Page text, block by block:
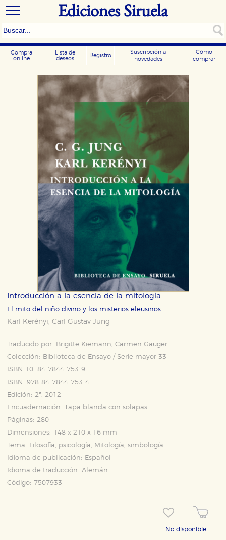
Ediciones Siruela
Compra
online
Lista de
deseos
Registro
Suscripción a
novedades
Cómo
comprar
Introducción a la esencia de la mitología
El mito del niño divino y los misterios eleusinos
Karl Kerényi,Carl Gustav Jung
Traducido por:
Brigitte Kiemann, Carmen Gauger
Colección:
Biblioteca de Ensayo / Serie mayor 33
ISBN-10: 84-7844-753-9
ISBN: 978-84-7844-753-4
Edición: 2ª, 2012
Encuadernación: Tapa blanda con solapas
Páginas: 280
Dimensiones: 148 x 210 x 16 mm
Tema:
Filosofía, psicología, Mitología, simbología
Idioma de publicación:
Español
Idioma de traducción: Alemán
Código: 7507933
No disponible